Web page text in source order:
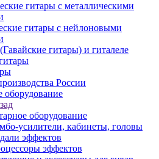
гитары с металлическими
гитары с нейлоновыми
гитары) и гиталеле
России
оборудование
оборудование
усилители, кабинеты, головы
эффектов
эффектов